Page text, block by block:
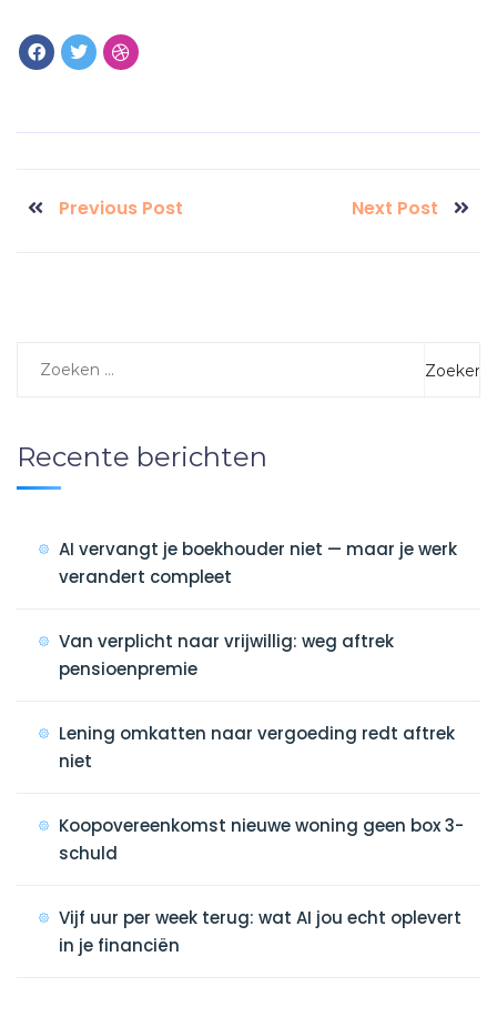
Previous Post Next Post
Recente berichten
AI vervangt je boekhouder niet — maar je werk
verandert compleet
Van verplicht naar vrijwillig: weg aftrek
pensioenpremie
Lening omkatten naar vergoeding redt aftrek
niet
Koopovereenkomst nieuwe woning geen box 3-
schuld
Vijf uur per week terug: wat AI jou echt oplevert
in je financiën